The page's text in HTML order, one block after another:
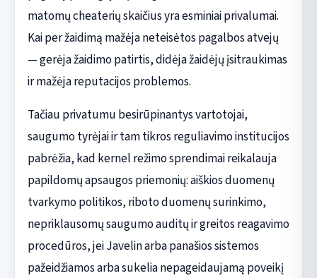
matomų cheaterių skaičius yra esminiai privalumai.
Kai per žaidimą mažėja neteisėtos pagalbos atvejų
— gerėja žaidimo patirtis, didėja žaidėjų įsitraukimas
ir mažėja reputacijos problemos.
Tačiau privatumu besirūpinantys vartotojai,
saugumo tyrėjai ir tam tikros reguliavimo institucijos
pabrėžia, kad kernel režimo sprendimai reikalauja
papildomų apsaugos priemonių: aiškios duomenų
tvarkymo politikos, riboto duomenų surinkimo,
nepriklausomų saugumo auditų ir greitos reagavimo
procedūros, jei Javelin arba panašios sistemos
pažeidžiamos arba sukelia nepageidaujamą poveikį